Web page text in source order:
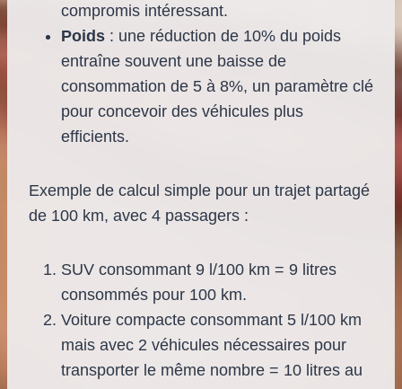
compromis intéressant.
Poids : une réduction de 10% du poids
entraîne souvent une baisse de
consommation de 5 à 8%, un paramètre clé
pour concevoir des véhicules plus
efficients.
Exemple de calcul simple pour un trajet partagé
de 100 km, avec 4 passagers :
SUV consommant 9 l/100 km = 9 litres
consommés pour 100 km.
Voiture compacte consommant 5 l/100 km
mais avec 2 véhicules nécessaires pour
transporter le même nombre = 10 litres au